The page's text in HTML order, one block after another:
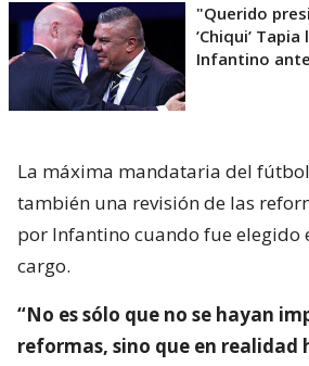
"Querido
’Chiqui’
Infantino
La máxima mandataria del
también una revisión de las
por Infantino cuando fue elegido
cargo.
“No es sólo que no se hayan
reformas, sino que en realidad